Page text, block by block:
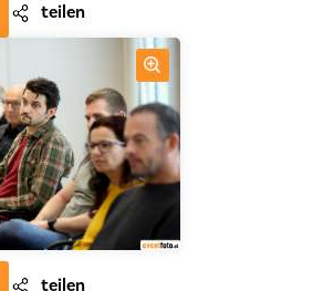
teilen
teilen